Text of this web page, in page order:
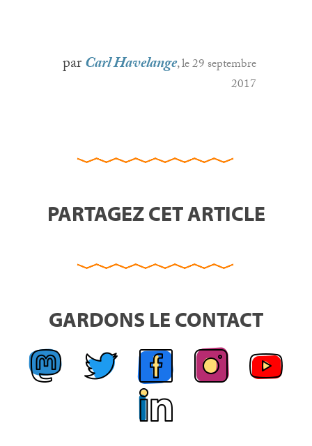
parCarl Havelange, le 29 septembre
2017
PARTAGEZ CET ARTICLE
GARDONS LE CONTACT